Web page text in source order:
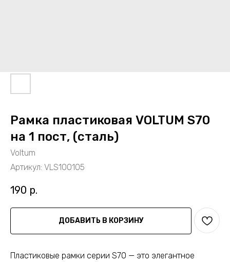
Рамка пластиковая VOLTUM S70
на 1 пост, (сталь)
Voltum
Артикул: VLS100105
190 р.
ДОБАВИТЬ В КОРЗИНУ
Пластиковые рамки серии S70 — это элегантное